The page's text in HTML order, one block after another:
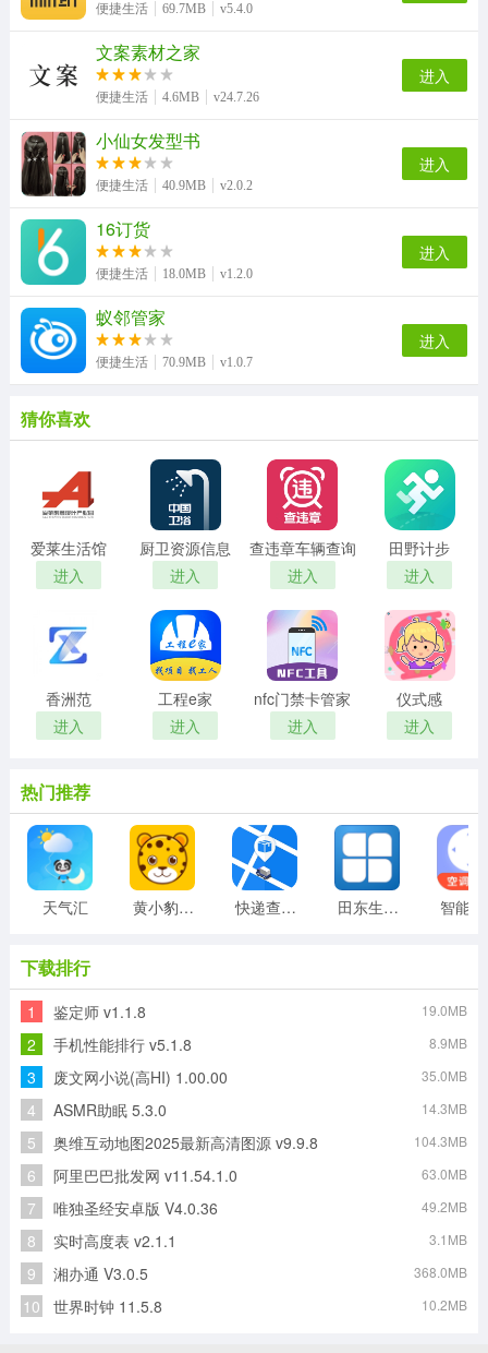
便捷生活 69.7MB v5.4.0
文案素材之家
便捷生活 4.6MB v24.7.26
进入
小仙女发型书
便捷生活 40.9MB v2.0.2
进入
16订货
便捷生活 18.0MB v1.2.0
进入
蚁邻管家
便捷生活 70.9MB v1.0.7
进入
猜你喜欢
爱莱生活馆
进入
厨卫资源信息
进入
查违章车辆查询
进入
田野计步
进入
香洲范
进入
工程e家
进入
nfc门禁卡管家
进入
仪式感
进入
热门推荐
天气汇 黄小豹招聘 快递查询单号查询 田东生活网
下载排行
1 鉴定师 v1.1.8 19.0MB
2 手机性能排行 v5.1.8 8.9MB
3 废文网小说(高HI) 1.00.00 35.0MB
4 ASMR助眠 5.3.0 14.3MB
5 奥维互动地图2025最新高清图源 v9.9.8 104.3MB
6 阿里巴巴批发网 v11.54.1.0 63.0MB
7 唯独圣经安卓版 V4.0.36 49.2MB
8 实时高度表 v2.1.1 3.1MB
9 湘办通 V3.0.5 368.0MB
10 世界时钟 11.5.8 10.2MB